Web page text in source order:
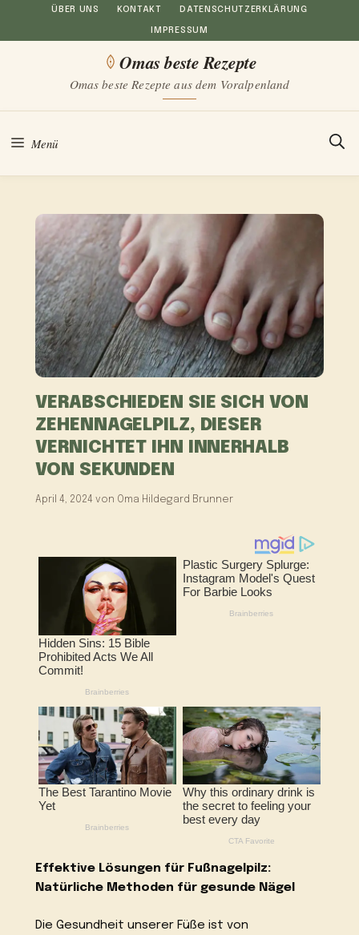
Inhalt
ÜBER UNS KONTAKT DATENSCHUTZERKLÄRUNG
IMPRESSUM
Omas beste Rezepte
Omas beste Rezepte aus dem Voralpenland
Menü
VERABSCHIEDEN SIE SICH VON
ZEHENNAGELPILZ, DIESER
VERNICHTET IHN INNERHALB
VON SEKUNDEN
April 4, 2024 von Oma Hildegard Brunner
Effektive Lösungen für Fußnagelpilz:
Natürliche Methoden für gesunde Nägel
Die Gesundheit unserer Füße ist von